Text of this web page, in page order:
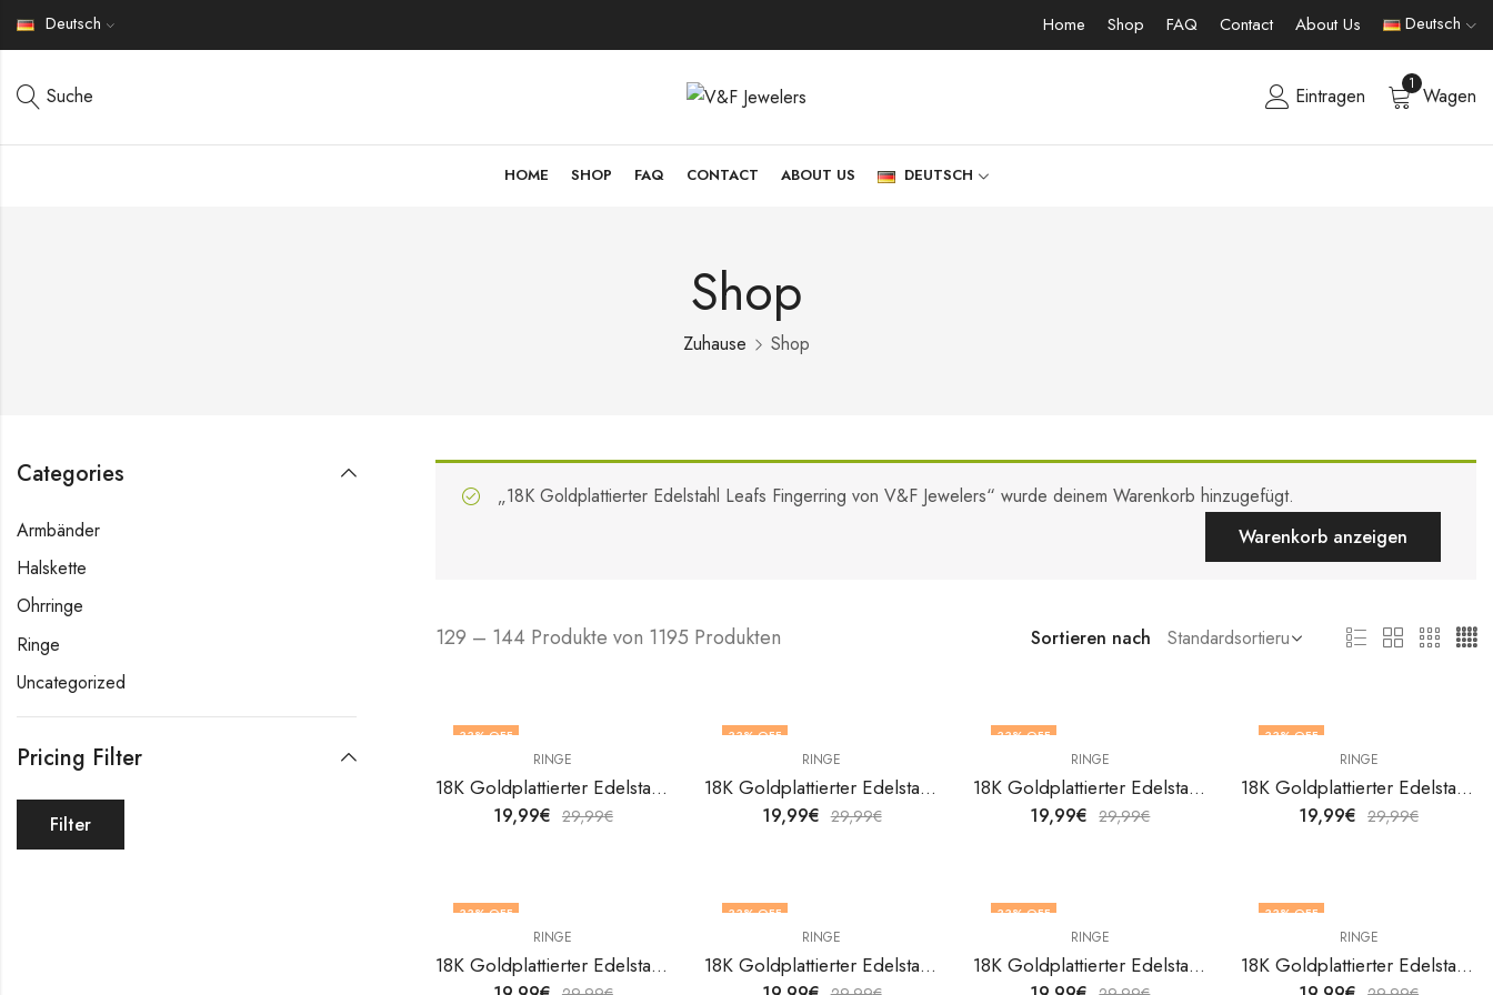
Deutsch Home Shop FAQ Contact About Us Deutsch
Suche Eintragen
1
Wagen
HOME SHOP FAQ CONTACT ABOUT US DEUTSCH
Shop
Zuhause Shop
„18K Goldplattierter Edelstahl Leafs Fingerring von V&F Jewelers“ wurde deinem Warenkorb hinzugefügt.
Warenkorb anzeigen
129 – 144 Produkte von 1195 Produkten Sortieren nach
33% OFF
RINGE
18K Goldplattierter Edelstahl Leafs Fingerring von V&F Jewelers
19,99€ 29,99€
33% OFF
RINGE
18K Goldplattierter Edelstahl Leafs Fingerring von V&F Jewelers
19,99€ 29,99€
33% OFF
RINGE
18K Goldplattierter Edelstahl Leafs Fingerring von V&F Jewelers
19,99€ 29,99€
33% OFF
OUT OF STOCKRINGE
18K Goldplattierter Edelstahl Leafs Fingerring von V&F Jewelers
19,99€ 29,99€
33% OFF
RINGE
18K Goldplattierter Edelstahl Leafs Fingerring von V&F Jewelers
33% OFF
RINGE
18K Goldplattierter Edelstahl Leafs Fingerring von V&F Jewelers
33% OFF
RINGE
18K Goldplattierter Edelstahl Leafs Fingerring von V&F Jewelers
33% OFF
RINGE
18K Goldplattierter Edelstahl Leafs Fingerring von V&F Jewelers
Categories
Armbänder
Halskette
Ohrringe
Ringe
Uncategorized
Pricing Filter
Filter